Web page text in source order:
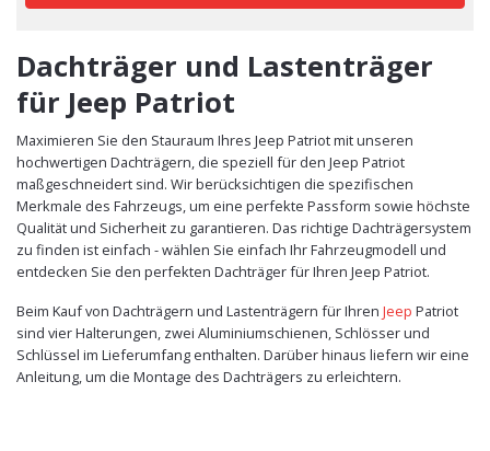
Dachträger und Lastenträger
für Jeep Patriot
Maximieren Sie den Stauraum Ihres Jeep Patriot mit unseren
hochwertigen Dachträgern, die speziell für den Jeep Patriot
maßgeschneidert sind. Wir berücksichtigen die spezifischen
Merkmale des Fahrzeugs, um eine perfekte Passform sowie höchste
Qualität und Sicherheit zu garantieren. Das richtige Dachträgersystem
zu finden ist einfach - wählen Sie einfach Ihr Fahrzeugmodell und
entdecken Sie den perfekten Dachträger für Ihren Jeep Patriot.
Beim Kauf von Dachträgern und Lastenträgern für Ihren Jeep Patriot
sind vier Halterungen, zwei Aluminiumschienen, Schlösser und
Schlüssel im Lieferumfang enthalten. Darüber hinaus liefern wir eine
Anleitung, um die Montage des Dachträgers zu erleichtern.